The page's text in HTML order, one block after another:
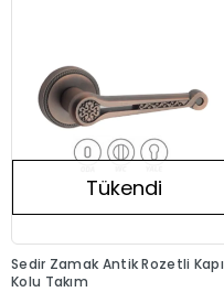
Tükendi
Sedir Zamak Antik Rozetli Kapı
Kolu Takım